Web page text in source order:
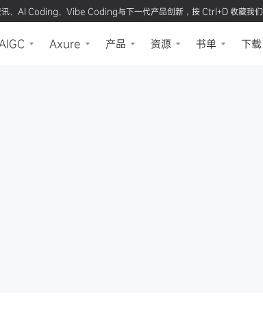
、AI Coding、Vibe Coding与下一代产品创新，按 Ctrl+D 收藏我们
AIGC Axure 产品 资源 书单 下载